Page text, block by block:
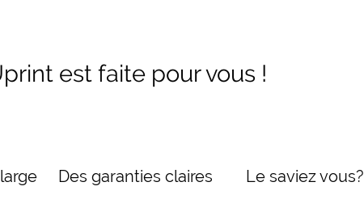
est faite pour vous !
Des garanties claires Le saviez vous?